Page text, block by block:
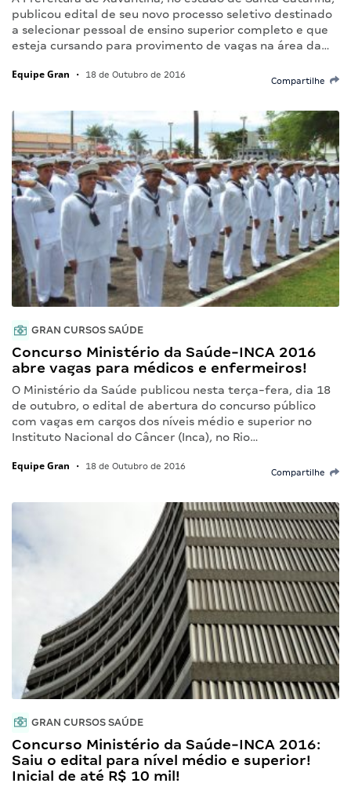
publicou edital de seu novo processo seletivo destinado
a selecionar pessoal de ensino superior completo e que
esteja cursando para provimento de vagas na área da…
Equipe Gran • 18 de Outubro de 2016
Compartilhe
GRAN CURSOS SAÚDE
Concurso Ministério da Saúde-INCA 2016
abre vagas para médicos e enfermeiros!
O Ministério da Saúde publicou nesta terça-fera, dia 18
de outubro, o edital de abertura do concurso público
com vagas em cargos dos níveis médio e superior no
Instituto Nacional do Câncer (Inca), no Rio…
Equipe Gran • 18 de Outubro de 2016
Compartilhe
GRAN CURSOS SAÚDE
Concurso Ministério da Saúde-INCA 2016:
Saiu o edital para nível médio e superior!
Inicial de até R$ 10 mil!